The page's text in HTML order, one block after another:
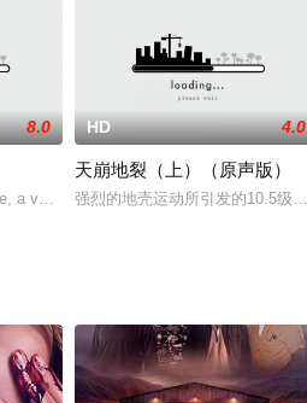
青葱岁月。谁知在参加完葬礼后，正
8.0
a very smoggy and overpopulated Earth
HD 4.0
天崩地裂（上）（原声版）
强烈的地壳运动所引发的10.5级